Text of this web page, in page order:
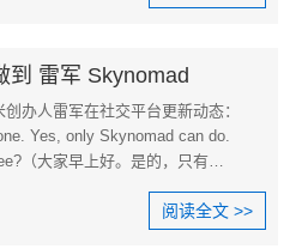
到 雷军 Skynomad
创办人雷军在社交平台更新动态：
Yes, only Skynomad can do.
（大家早上好。是的，只有
阅读全文 >>